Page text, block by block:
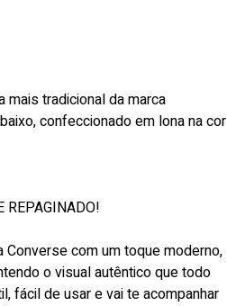
mais tradicional da marca
confeccionado em lona na cor
REPAGINADO!
com um toque moderno,
o visual autêntico que todo
fácil de usar e vai te acompanhar